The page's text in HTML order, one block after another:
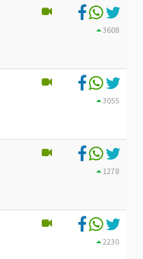
3608
3055
1278
2230